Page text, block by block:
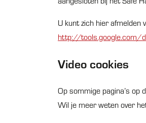
U kunt zich hier afmelden
http://tools.google.com/
Video cookies
Op sommige pagina’s op
Wil je meer weten over